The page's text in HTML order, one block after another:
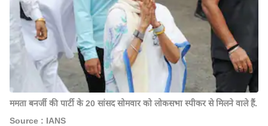
ममता बनर्जी की पार्टी के 20 सांसद सोमवार को लोकसभा स्पीकर से मिलने वाले हैं.
Source : IANS